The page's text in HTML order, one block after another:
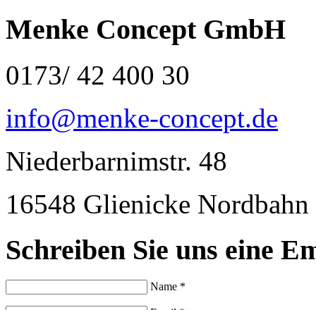
Menke Concept GmbH
0173/ 42 400 30
info@menke-concept.de
Niederbarnimstr. 48
16548 Glienicke Nordbahn
Schreiben Sie uns eine
Name *